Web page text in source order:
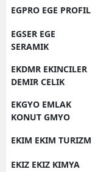
EGPRO EGE PROFIL
EGSER EGE
SERAMIK
EKDMR EKINCILER
DEMIR CELIK
EKGYO EMLAK
KONUT GMYO
EKIM EKIM TURIZM
EKIZ EKIZ KIMYA